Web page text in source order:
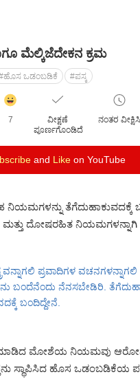
ಮೆಲ್ಕಿಜೆದೇಕನ ಕ್ರಮ
ಒಡಂಬಡಿಕೆ #ಪಸ್ಕ
수
7
ವೀಕ್ಷಣೆ
ಪೂರ್ಣಗೊಂಡಿದೆ
ನಂತರ ವೀಕ್ಷಿಸಿ
and Likeon YouTube
ನಿಯಮಗಳನ್ನು ತೆಗೆದುಹಾಕುವದಕ್ಕೆ
ಮತ್ತು ದೋಷರಹಿತ
ಪ್ರವಾದಿಗಳ ವಚನಗಳನ್ನಾಗಲಿ
ಬಂದೆನೆಂದು ನೆನಸಬೇಡಿರಿ.
ಬಂದಿದ್ದೇನೆ.
ಮಾಡಿದ ಮೋಶೆಯ ನಿಯಮವು
ಸ್ಥಾಪಿಸಿದ ಹೊಸ ಒಡಂಬಡಿಕೆಯ